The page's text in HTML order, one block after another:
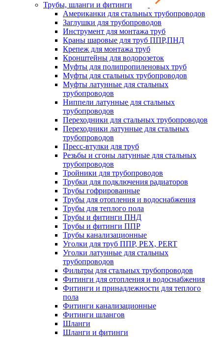
Трубы, шланги и фитинги
Американки для стальных трубопроводов
Заглушки для трубопроводов
Инструмент для монтажа труб
Краны шаровые для труб ППР,ПНД
Крепеж для монтажа труб
Кронштейны для водорозеток
Муфты для полипропиленовых труб
Муфты для стальных трубопроводов
Муфты латунные для стальных
трубопроводов
Ниппели латунные для стальных
трубопроводов
Переходники для стальных трубопроводов
Переходники латунные для стальных
трубопроводов
Пресс-втулки для труб
Резьбы и сгоны латунные для стальных
трубопроводов
Тройники для трубопроводов
Трубки для подключения радиаторов
Трубы гофрированные
Трубы для отопления и водоснабжения
Трубы для теплого пола
Трубы и фитинги ПНД
Трубы и фитинги ППР
Трубы канализационные
Уголки для труб ППР, PEX, PERT
Уголки латунные для стальных
трубопроводов
Фильтры для стальных трубопроводов
Фитинги для отопления и водоснабжения
Фитинги и принадлежности для теплого
пола
Фитинги канализационные
Фитинги шлангов
Шланги
Шланги и фитинги